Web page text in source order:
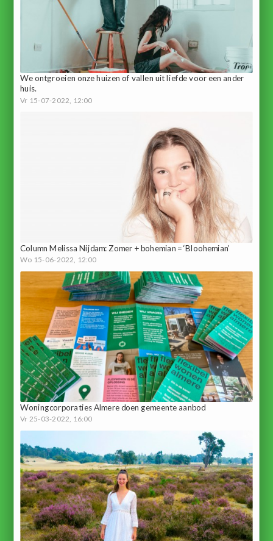
We ontgroeien onze huizen of vallen uit liefde voor een ander
huis.
Vr 15-07-2022, 12:00
Column Melissa Nijdam: Zomer + bohemian = ‘Bloohemian’
Wo 15-06-2022, 12:00
Woningcorporaties Almere doen gemeente aanbod
Vr 25-03-2022, 16:00